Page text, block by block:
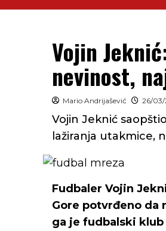
Vojin
nevinost,
Mario Andrijašević 26/
Vojin Jeknić
lažiranja utakmice,
Fudbaler Vojin
Gore potvrđeno da
ga je fudbalski